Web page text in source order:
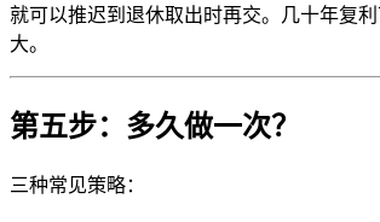
就可以推迟到退休取出时再交。几十年复
大。
第五步：多久做一次？
三种常见策略：